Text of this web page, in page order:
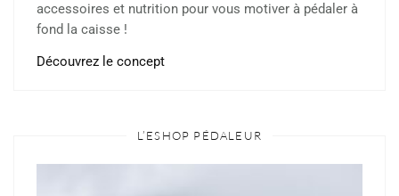
accessoires et nutrition pour vous motiver à pédaler à
fond la caisse !
Découvrez le concept
L’ESHOP PÉDALEUR